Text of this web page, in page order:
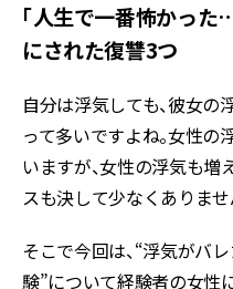
「人生で一番怖かっ
にされた復讐3つ
自分は浮気しても、彼女
って多いですよね。女性
いますが、女性の浮気も増
スも決して少なくありませ
そこで今回は、“浮気がバ
験”について経験者の女性